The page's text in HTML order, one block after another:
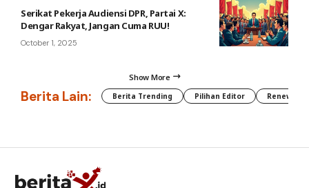
Serikat Pekerja Audiensi DPR, Partai X:
Dengar Rakyat, Jangan Cuma RUU!
October 1, 2025
Show More
Berita Lain: Berita Trending Pilihan Editor